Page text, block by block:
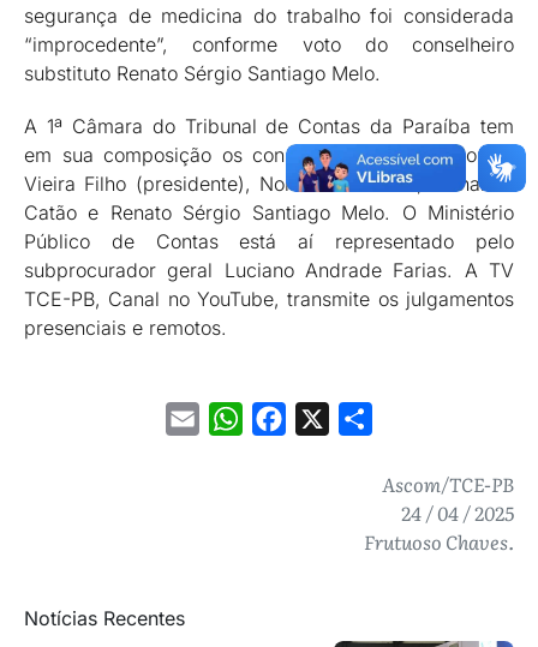
segurança de medicina do trabalho foi considerada
“improcedente”, conforme voto do conselheiro
substituto Renato Sérgio Santiago Melo.
A 1ª Câmara do Tribunal de Contas da Paraíba tem
em sua composição os conselheiros Antonio Gomes
Vieira Filho (presidente), Nominando Diniz, Fernando
Catão e Renato Sérgio Santiago Melo. O Ministério
Público de Contas está aí representado pelo
subprocurador geral Luciano Andrade Farias. A TV
TCE-PB, Canal no YouTube, transmite os julgamentos
presenciais e remotos.
Email WhatsAppFacebook
Ascom/TCE-PB
24 / 04 / 2025
Frutuoso Chaves.
Notícias Recentes